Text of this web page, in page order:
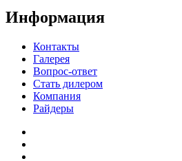
Информация
Контакты
Галерея
Вопрос-ответ
Стать дилером
Компания
Райдеры